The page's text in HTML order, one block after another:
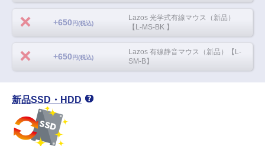
+650 円(税込)
Lazos 光学式有線マウス（新品）
【L-MS-BK 】
+650 円(税込)
Lazos 有線静音マウス（新品）【L-
SM-B】
新品SSD・HDD